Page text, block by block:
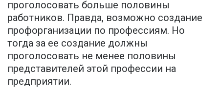
проголосовать больше половины
работников. Правда, возможно создание
профорганизации по профессиям. Но
тогда за ее создание должны
проголосовать не менее половины
представителей этой профессии на
предприятии.